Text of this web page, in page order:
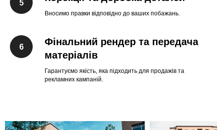
Вносимо правки відповідно до ваших побажань.
Фінальний рендер та передача
матеріалів
Гарантуємо якість, яка підходить для продажів та
рекламних кампаній.